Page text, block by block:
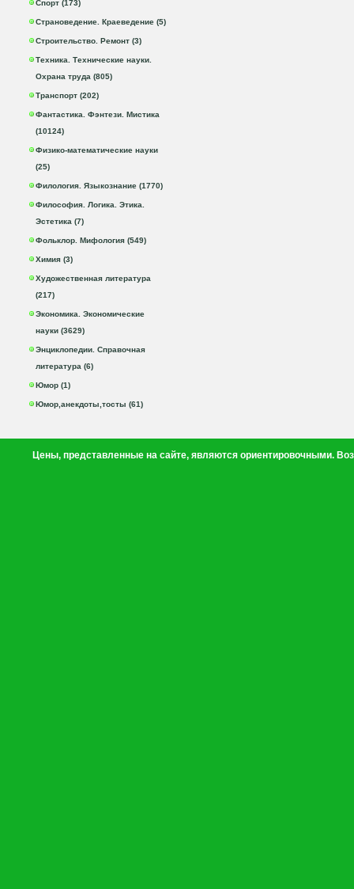
Спорт (173)
Страноведение. Краеведение (5)
Строительство. Ремонт (3)
Техника. Технические науки.
Охрана труда (805)
Транспорт (202)
Фантастика. Фэнтези. Мистика
(10124)
Физико-математические науки
(25)
Филология. Языкознание (1770)
Философия. Логика. Этика.
Эстетика (7)
Фольклор. Мифология (549)
Химия (3)
Художественная литература
(217)
Экономика. Экономические
науки (3629)
Энциклопедии. Справочная
литература (6)
Юмор (1)
Юмор,анекдоты,тосты (61)
Цены, представленные на сайте, являются ориентировочными.